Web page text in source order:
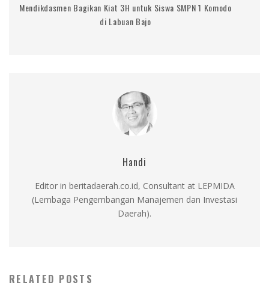
Mendikdasmen Bagikan Kiat 3H untuk Siswa SMPN 1 Komodo
di Labuan Bajo
Handi
Editor in beritadaerah.co.id, Consultant at LEPMIDA
(Lembaga Pengembangan Manajemen dan Investasi
Daerah).
RELATED POSTS